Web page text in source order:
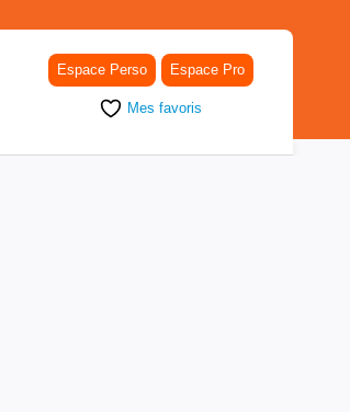
Espace Perso Espace Pro
Mes favoris